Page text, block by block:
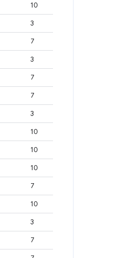
10
3
7
3
7
7
3
10
10
10
7
10
3
7